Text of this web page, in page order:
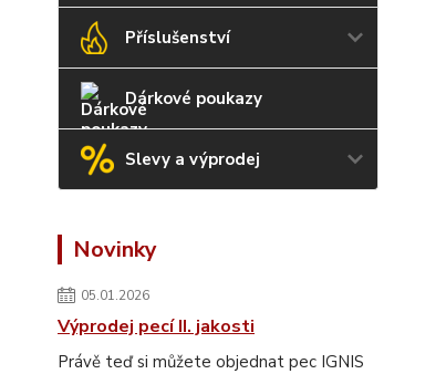
Příslušenství
Dárkové poukazy
Slevy a výprodej
Novinky
05.01.2026
Výprodej pecí II. jakosti
Právě teď si můžete objednat pec IGNIS